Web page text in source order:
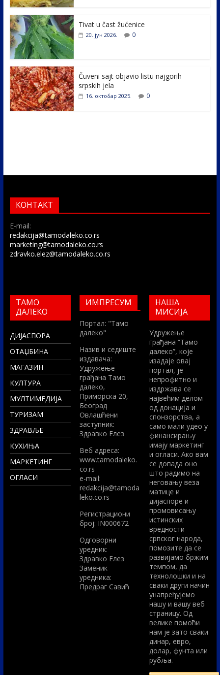
o
k Tivat u čast žućenice
20. јун 2026. 0
Čuveni sajt objavio listu najgorih
srpskih jela
16. октобар 2025. 0
КОНТАКТ
E-mail:
redakcija@tamodaleko.co.rs
marketing@tamodaleko.co.rs
zdravko.elez@tamodaleko.co.rs
ТАМО
ДАЛЕКО
ДИЈАСПОРА
ОТАЏБИНА
МАГАЗИН
КУЛТУРА
МУЛТИМЕДИЈА
ТУРИЗАМ
ЗДРАВЉЕ
КУХИЊА
МАРКЕТИНГ
ОГЛАСИ
ИМПРЕСУМ
Портал: "Тамо
далеко"
Назив и седиште
издавача:
Удружење
грађана Тамо
далеко,
Приморска 20,
Београд
Овлашћени
заступник:
Здравко Елез
Вeб адреса:
www.tamodaleko.
co.rs
e-mail:
redakcija@tamoda
leko.co.rs
Регистрациони
број: IN000672
Одговорни
уредник:
Здравко Елез
Заменик
уредника:
Предраг Савић
НАША
МИСИЈА
Удружење
грађана “Тамо
далеко”, које
изадаје овај
портал, је
непрофитно и
издржава се
највећим делом
од донација и
спонзорства, а
само мали удео у
финансирању
имају маркетинг
и огласи. Ако вам
се допада оно
што радимо на
неговању веза
матице и
дијаспоре и
промовисању
истинских
вредности
српског народа,
помозите да се
развијамо бржим
темпом, да
технолошки и на
сваки други начин
унапређујемо
нашу и вашу веб
страницу. Од
велике помоћи
нам је зато сваки
динар, евро,
долар, фунта или
рубља.